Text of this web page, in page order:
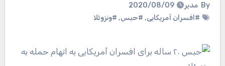
By مدیر
2020/08/09
#افسران آمریکایی, #حبس, #ونزوئلا